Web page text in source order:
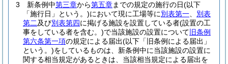
3
新条例中第三章から第五章までの規定の施行の日(以下
「施行日」という。)において現に工場等に別表第一
別表
第二及び別表第四に掲げる施設を設置している者(設置の工
事をしている者を含む。)で当該施設の設置について 旧条例
第六条第一項の規定による届出(以下「旧条例による届出」
という。)をしているものは、新条例中に当該施設の設置に
関する相当規定があるときは、当該相当規定による届出を